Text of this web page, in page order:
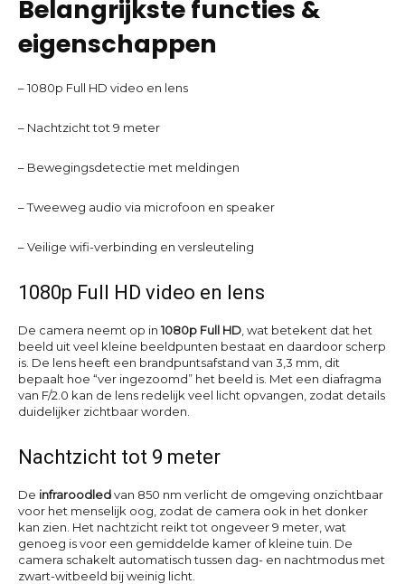
Belangrijkste functies &
eigenschappen
– 1080p Full HD video en lens
– Nachtzicht tot 9 meter
– Bewegingsdetectie met meldingen
– Tweeweg audio via microfoon en speaker
– Veilige wifi-verbinding en versleuteling
1080p Full HD video en lens
De camera neemt op in 1080p Full HD , wat betekent dat het
beeld uit veel kleine beeldpunten bestaat en daardoor scherp
is. De lens heeft een brandpuntsafstand van 3,3 mm, dit
bepaalt hoe “ver ingezoomd” het beeld is. Met een diafragma
van F/2.0 kan de lens redelijk veel licht opvangen, zodat details
duidelijker zichtbaar worden.
Nachtzicht tot 9 meter
De infraroodledvan 850 nm verlicht de omgeving onzichtbaar
voor het menselijk oog, zodat de camera ook in het donker
kan zien. Het nachtzicht reikt tot ongeveer 9 meter, wat
genoeg is voor een gemiddelde kamer of kleine tuin. De
camera schakelt automatisch tussen dag- en nachtmodus met
zwart-witbeeld bij weinig licht.